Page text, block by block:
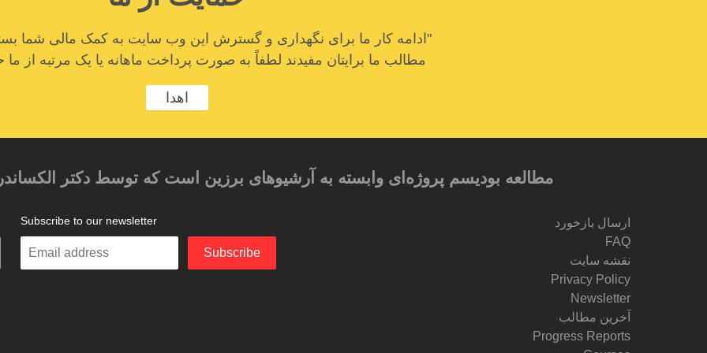
"ادامه کار ما برای نگهداری و گسترش این وب سایت به کمک مالی شما
مطالب ما برایتان مفیدند لطفاً به صورت پرداخت ماهانه یا یک مرتبه از ما
اهدا
مطالعه بودیسم پروژه‌ای وابسته به آرشیوهای برزین است که توسط دکتر
ارسال بازخورد
FAQ
نقشه سایت
Privacy Policy
Newsletter
آخرین مطالب
Progress Reports
Subscribe to our newsletter
Enter
Subscribe